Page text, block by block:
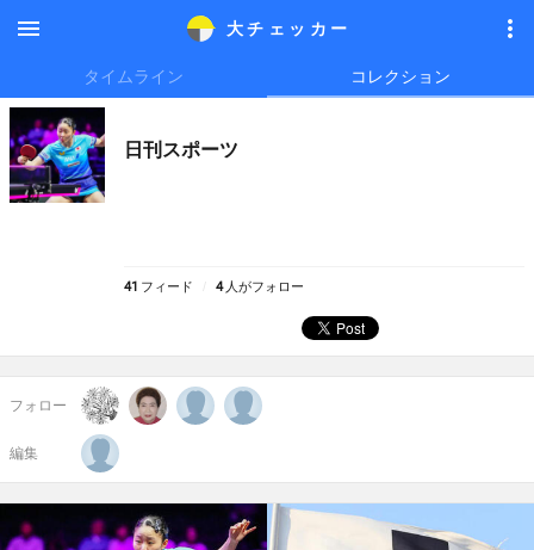
大チェッカ ー
日刊スポーツ
41 フィード 4 人がフォロー
タイムライン コレクション
フォロー
編集